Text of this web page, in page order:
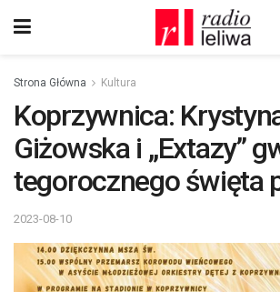
Strona Główna Kultura
Koprzywnica:
Giżowska i „Extazy”
tegorocznego święta
2023-08-10